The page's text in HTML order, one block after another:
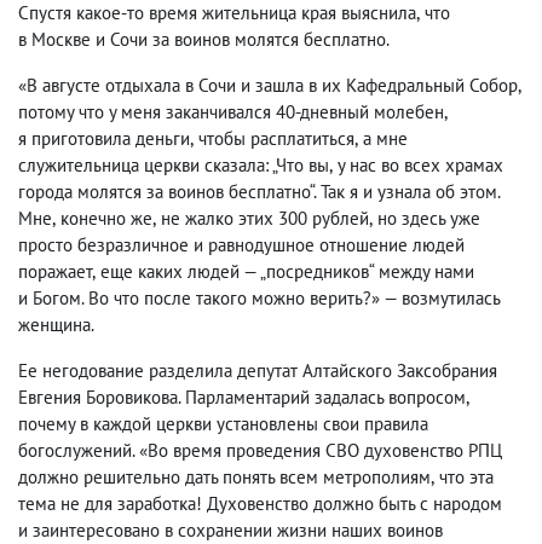
Спустя какое-то время жительница края выяснила, что
в Москве и Сочи за воинов молятся бесплатно.
«В августе отдыхала в Сочи и зашла в их Кафедральный Собор,
потому что у меня заканчивался 40-дневный молебен,
я приготовила деньги, чтобы расплатиться, а мне
служительница церкви сказала: „Что вы, у нас во всех храмах
города молятся за воинов бесплатно“. Так я и узнала об этом.
Мне, конечно же, не жалко этих 300 рублей, но здесь уже
просто безразличное и равнодушное отношение людей
поражает, еще каких людей — „посредников“ между нами
и Богом. Во что после такого можно верить?» — возмутилась
женщина.
Ее негодование разделила депутат Алтайского Заксобрания
Евгения Боровикова. Парламентарий задалась вопросом,
почему в каждой церкви установлены свои правила
богослужений. «Во время проведения СВО духовенство РПЦ
должно решительно дать понять всем метрополиям, что эта
тема не для заработка! Духовенство должно быть с народом
и заинтересовано в сохранении жизни наших воинов